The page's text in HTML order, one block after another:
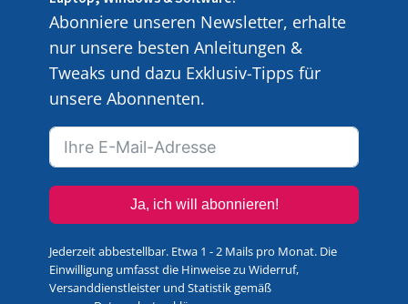
Abonniere unseren Newsletter, erhalte
nur unsere besten Anleitungen &
Tweaks und dazu Exklusiv-Tipps für
unsere Abonnenten.
Ja, ich will abonnieren!
Jederzeit abbestellbar. Etwa 1 - 2 Mails pro Monat. Die
Einwilligung umfasst die Hinweise zu Widerruf,
Versanddienstleister und Statistik gemäß